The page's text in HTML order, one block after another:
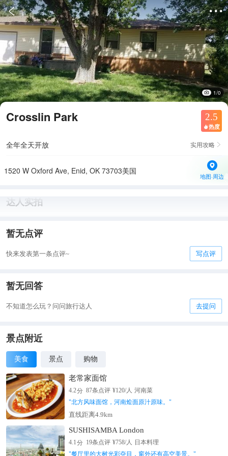
 
1/0
Crosslin Park 2.5
 热度
全年全天开放 实用攻略 
1520 W Oxford Ave, Enid, OK 73703美国
地图·周边
达人实拍
暂无点评
快来发表第一条点评~ 写点评
暂无回答
不知道怎么玩？问问旅行达人 去提问
景点附近
美食 景点 购物
老常家面馆
4.2分 87条点评 ¥120/人 河南菜
"北方风味面馆，河南烩面原汁原味。 "
直线距离4.9km
SUSHISAMBA London
4.1分 19条点评 ¥758/人 日本料理
"餐厅里的大树光彩夺目，窗外还有高空美景。 "